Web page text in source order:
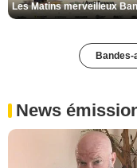
Bandes-
News